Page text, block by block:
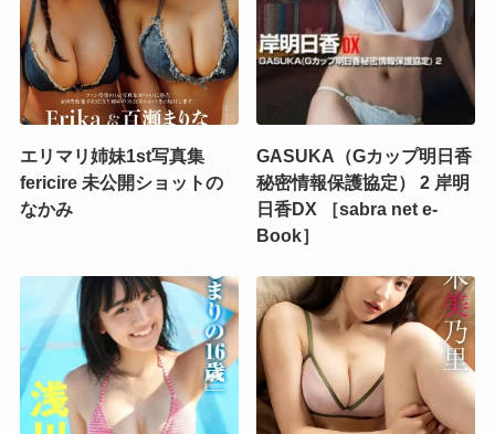
エリマリ姉妹1st写真集
fericire 未公開ショットの
なかみ
GASUKA（Gカップ明日香
秘密情報保護協定） 2 岸明
日香DX ［sabra net e-
Book］